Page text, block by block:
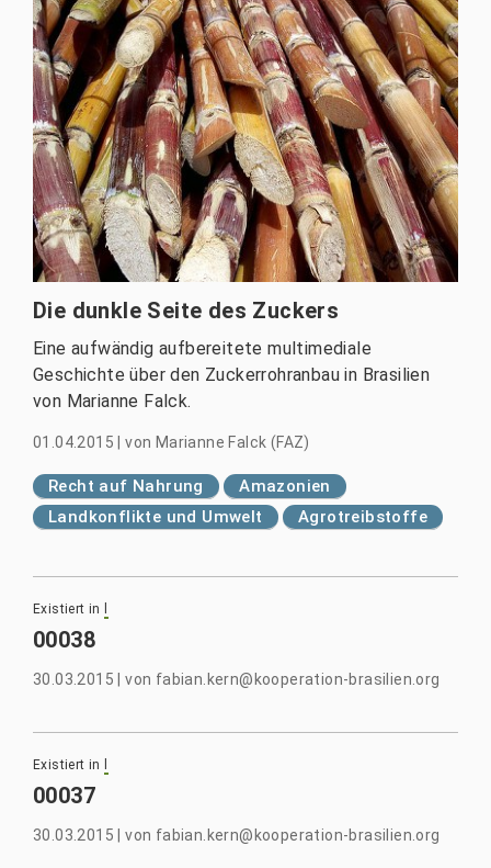
Die dunkle Seite des Zuckers
Eine aufwändig aufbereitete multimediale
Geschichte über den Zuckerrohranbau in Brasilien
von Marianne Falck.
01.04.2015 |von Marianne Falck (FAZ)
Recht auf Nahrung
Amazonien
Landkonflikte und Umwelt
Agrotreibstoffe
Existiert in
00038
30.03.2015 |von fabian.kern@kooperation-brasilien.org
Existiert in
00037
30.03.2015 |von fabian.kern@kooperation-brasilien.org